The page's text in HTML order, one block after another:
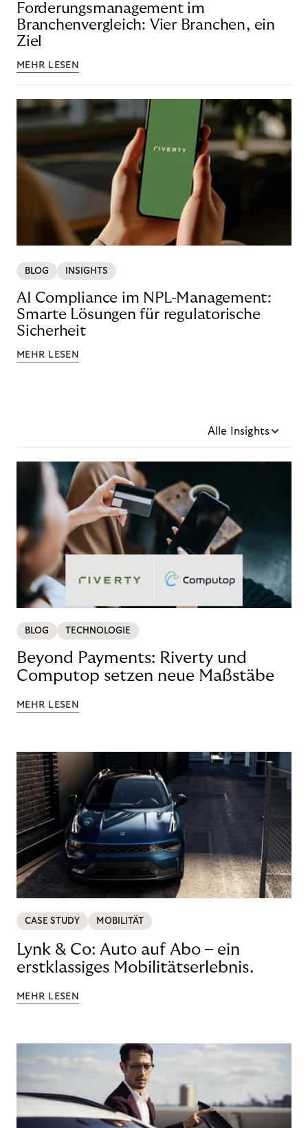
Forderungsmanagement im
Branchenvergleich: Vier Branchen, ein
Ziel
MEHR LESEN
BLOG INSIGHTS
AI Compliance im NPL-Management:
Smarte Lösungen für regulatorische
Sicherheit
MEHR LESEN
Alle Insights
BLOG TECHNOLOGIE
Beyond Payments: Riverty und
Computop setzen neue Maßstäbe
MEHR LESEN
CASE STUDY MOBILITÄT
Lynk & Co: Auto auf Abo – ein
erstklassiges Mobilitätserlebnis.
MEHR LESEN